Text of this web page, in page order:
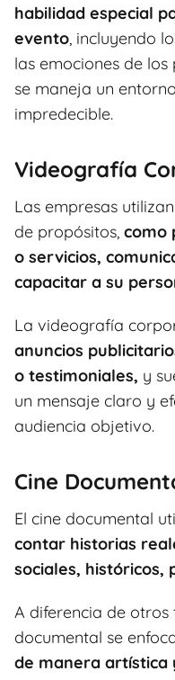
habilidad especial
evento, incluyendo
las emociones de
se maneja un
impredecible.
Videografía
Las empresas
de propósitos, como
o servicios,
capacitar a su
La videografía
anuncios
o testimoniales, y
un mensaje claro y
audiencia objetivo.
Cine
El cine documental
contar historias
sociales, históricos,
A diferencia de
documental se
de manera artística